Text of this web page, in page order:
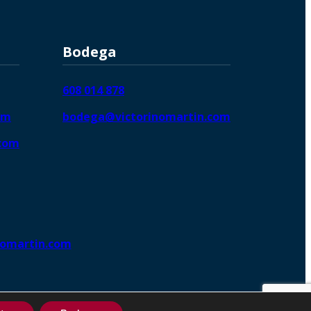
Bodega
608 014 878
bodega@victorinomartin.com
DigitalGrowthⓇ